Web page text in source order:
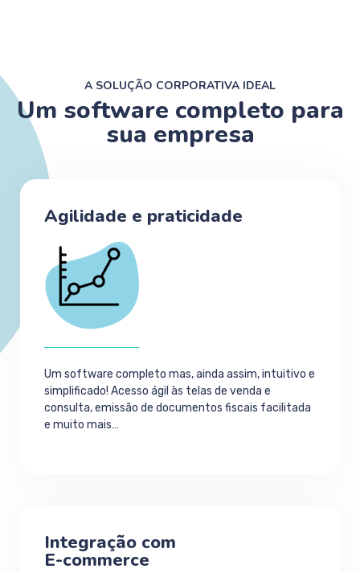
A SOLUÇÃO CORPORATIVA IDEAL
Um software completo para
sua empresa
Agilidade e praticidade
Um software completo mas, ainda assim, intuitivo e
simplificado! Acesso ágil às telas de venda e
consulta, emissão de documentos fiscais facilitada
e muito mais…
Integração com
E-commerce